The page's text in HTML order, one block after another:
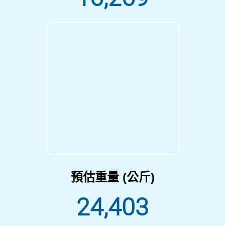
預估重量 (公斤)
24,403